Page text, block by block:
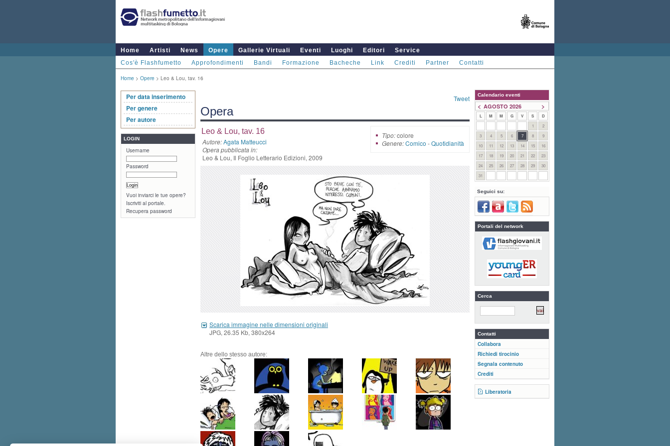
Home Artisti News Opere Gallerie Virtuali Eventi Luoghi Editori
Service
Cos'è Flashfumetto
Approfondimenti Bandi Formazione Bacheche Link Crediti Partner Contatti
Home > Opere > Leo & Lou, tav. 16
Per data inserimento
Per genere
Per autore
LOGIN
Username
Password
Vuoi inviarci le tue opere?
Iscriviti al portale.
Recupera password
Tweet
Opera
Leo & Lou, tav. 16
Autore:Agata Matteucci
Opera pubblicata in:
Leo & Lou, Il Foglio Letterario Edizioni, 2009
Tipo:colore
Genere:Comico -Quotidianità
Scarica immagine nelle dimensioni originali
JPG, 26.35 Kb, 380x264
Altre dello stesso autore:
Calendario eventi
>
< AGOSTO 2026
L M M G V S
D
1
2
3
4 5 6 7 8
9
10
11 12 13 14 15
16
17
18 19 20 21 22
23
24
25 26 27 28 29
30
31
Seguici su:
Portali del network
Cerca
Contatti
Collabora
Richiedi tirocinio
Segnala contenuto
Crediti
Liberatoria